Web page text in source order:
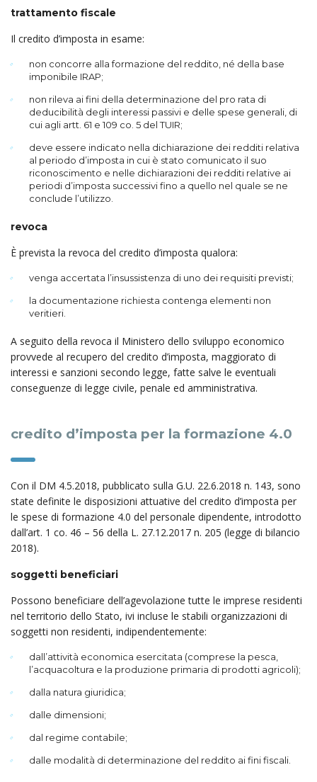
trattamento fiscale
Il credito d’imposta in esame:
non concorre alla formazione del reddito, né della base
imponibile IRAP;
non rileva ai fini della determinazione del pro rata di
deducibilità degli interessi passivi e delle spese generali, di
cui agli artt. 61 e 109 co. 5 del TUIR;
deve essere indicato nella dichiarazione dei redditi relativa
al periodo d’imposta in cui è stato comunicato il suo
riconoscimento e nelle dichiarazioni dei redditi relative ai
periodi d’imposta successivi fino a quello nel quale se ne
conclude l’utilizzo.
revoca
È prevista la revoca del credito d’imposta qualora:
venga accertata l’insussistenza di uno dei requisiti previsti;
la documentazione richiesta contenga elementi non
veritieri.
A seguito della revoca il Ministero dello sviluppo economico
provvede al recupero del credito d’imposta, maggiorato di
interessi e sanzioni secondo legge, fatte salve le eventuali
conseguenze di legge civile, penale ed amministrativa.
credito d’imposta per la formazione 4.0
Con il DM 4.5.2018, pubblicato sulla G.U. 22.6.2018 n. 143, sono
state definite le disposizioni attuative del credito d’imposta per
le spese di formazione 4.0 del personale dipendente, introdotto
dall’art. 1 co. 46 – 56 della L. 27.12.2017 n. 205 (legge di bilancio
2018).
soggetti beneficiari
Possono beneficiare dell’agevolazione tutte le imprese residenti
nel territorio dello Stato, ivi incluse le stabili organizzazioni di
soggetti non residenti, indipendentemente:
dall’attività economica esercitata (comprese la pesca,
l’acquacoltura e la produzione primaria di prodotti agricoli);
dalla natura giuridica;
dalle dimensioni;
dal regime contabile;
dalle modalità di determinazione del reddito ai fini fiscali.